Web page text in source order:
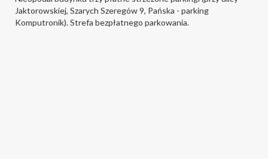
Jaktorowskiej, Szarych Szeregów 9, Pańska - parking
Komputronik). Strefa bezpłatnego parkowania.